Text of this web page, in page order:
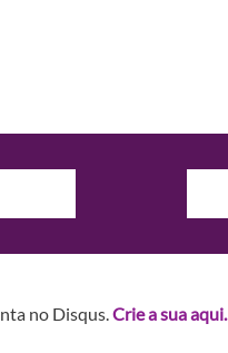
no Disqus.Crie a sua aqui.